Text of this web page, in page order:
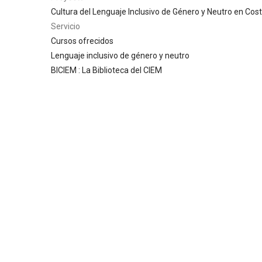
Cultura del Lenguaje Inclusivo de Género y Neutro en
Servicio
Cursos ofrecidos
Lenguaje inclusivo de género y neutro
BICIEM : La Biblioteca del CIEM